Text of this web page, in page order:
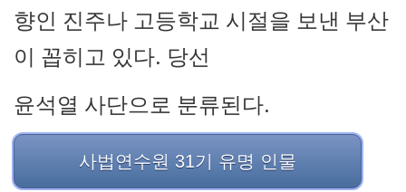
향인 진주나 고등학교 시절을 보낸 부산
이 꼽히고 있다. 당선
윤석열 사단으로 분류된다.
사법연수원 31기 유명 인물